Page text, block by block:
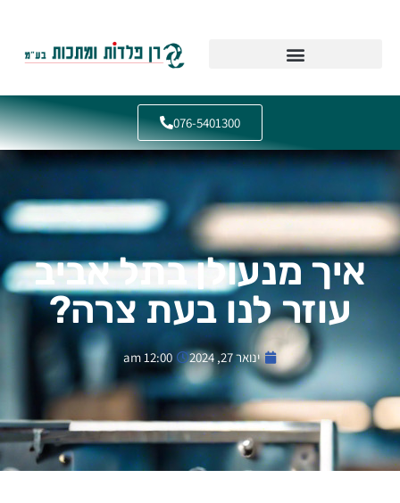
076-5401300
איך מנעולן בתל אביב
עוזר לנו בעת צרה?
ינואר 27, 2024 12:00 am